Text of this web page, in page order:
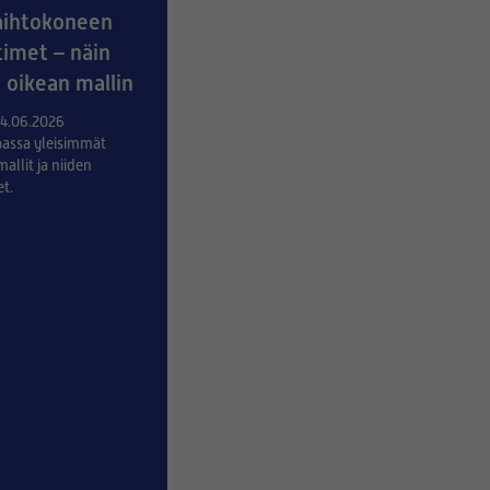
– näin
mallin
yleisimmät
ja niiden